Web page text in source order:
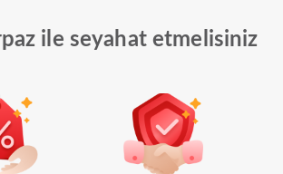
ile seyahat etmelisiniz